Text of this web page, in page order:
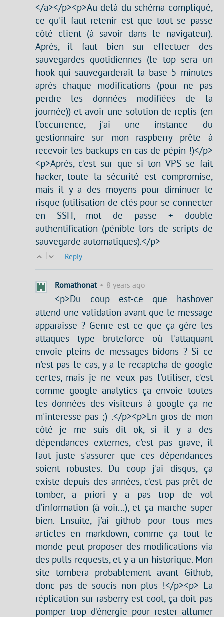
</a></p><p>Au delà du schéma compliqué,
ce qu'il faut retenir est que tout se passe
côté client (à savoir dans le navigateur).
Après, il faut bien sur effectuer des
sauvegardes quotidiennes (le top sera un
hook qui sauvegarderait la base 5 minutes
après chaque modifications (pour ne pas
perdre les données modifiées de la
journée)) et avoir une solution de replis (en
l’occurrence, j'ai une instance du
gestionnaire sur mon raspberry prête à
recevoir les backups en cas de pépin !)</p>
<p>Après, c'est sur que si ton VPS se fait
hacker, toute la sécurité est compromise,
mais il y a des moyens pour diminuer le
risque (utilisation de clés pour se connecter
en SSH, mot de passe + double
authentification (pénible lors de scripts de
sauvegarde automatiques).</p>
| Reply
Romathonat • 8 years ago
<p>Du coup est-ce que hashover
attend une validation avant que le message
apparaisse ? Genre est ce que ça gère les
attaques type bruteforce où l'attaquant
envoie pleins de messages bidons ? Si ce
n'est pas le cas, y a le recaptcha de google
certes, mais je ne veux pas l'utiliser, c'est
comme google analytics ça envoie toutes
les données des visiteurs à google ça ne
m'interesse pas ;) .</p><p>En gros de mon
côté je me suis dit ok, si il y a des
dépendances externes, c'est pas grave, il
faut juste s'assurer que ces dépendances
soient robustes. Du coup j'ai disqus, ça
existe depuis des années, c'est pas prêt de
tomber, a priori y a pas trop de vol
d'information (à voir...), et ça marche super
bien. Ensuite, j'ai github pour tous mes
articles en markdown, comme ça tout le
monde peut proposer des modifications via
des pulls requests, et y a un historique. Mon
site tombera probablement avant Github,
donc pas de soucis non plus !</p><p> La
réplication sur rasberry est cool, ça doit pas
pomper trop d'énergie pour rester allumer